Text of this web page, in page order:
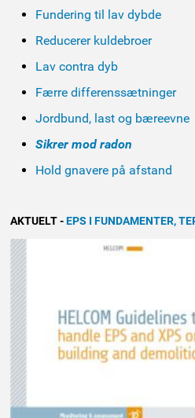
Fundering til lav dybde
Reducerer kuldebroer
Lav contra dyb
Færre differenssætninger
Jordbund, last og bæreevne
Sikrer mod radon
Hold gnavere på afstand
AKTUELT-EPS I FUNDAMENTER,